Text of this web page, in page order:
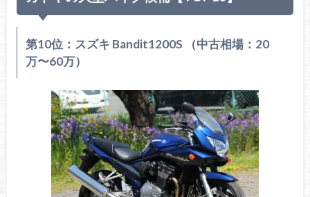
第10位：スズキ Bandit1200S （中古相場：20
万〜60万）